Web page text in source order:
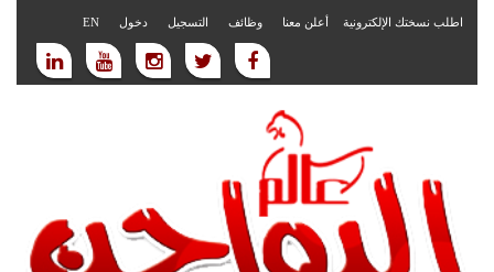
اطلب نسختك الإلكترونية أعلن معنا وظائف التسجيل دخول EN